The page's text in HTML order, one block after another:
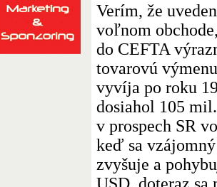
Verím, že
voľnom
do CEFTA
tovarovú
vyvíja po roku
dosiahol 105
v prospech SR
keď sa
zvyšuje a